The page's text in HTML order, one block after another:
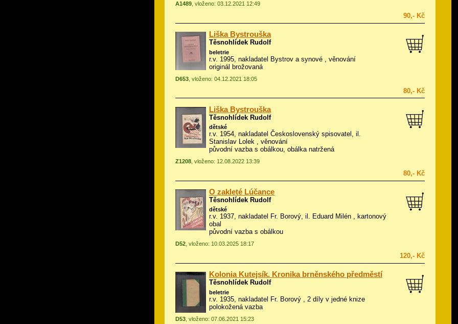
A1489, vloženo: 03.12.2021 12:49
90,- Kč
Liška Bystrouška
Těsnohlídek Rudolf
beletrie
r.v. 1995, nakladatel Bystrov a synové , věnování
originál brožovaná
D653 , vloženo: 04.12.2021 18:05
80,- Kč
Liška Bystrouška
Těsnohlídek Rudolf
dětské
r.v. 1954, nakladatel Československý spisovatel, il.
Stanislav Lolek , věnování
původní vazba s obálkou, obálka natržená
Z1208 , vloženo: 12.08.2022 13:39
80,- Kč
O zakleté Lúčance
Těsnohlídek Rudolf
dětské
r.v. 1937, nakladatel Fr. Borový, il. Eduard Milén , kartonový
obal
původní vazba s obálkou
D52 , vloženo: 10.03.2025 18:17
120,- Kč
Kolonia Kutejsík. Kronika brněnského předměstí
Těsnohlídek Rudolf
beletrie
r.v. 1935, nakladatel Fr. Borový , 2 díly v jedné knize
polokožená vazba
D53 , vloženo: 07.06.2021 15:23